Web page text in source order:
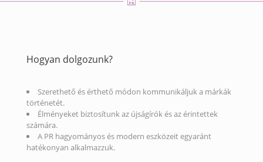
Hogyan dolgozunk?
Szerethető és érthető módon kommunikáljuk a márkák
történetét.
Élményeket biztosítunk az újságírók és az érintettek
számára.
A PR hagyományos és modern eszközeit egyaránt
hatékonyan alkalmazzuk.